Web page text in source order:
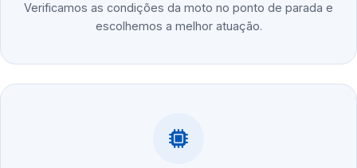
Verificamos as condições da moto no ponto de parada e
escolhemos a melhor atuação.